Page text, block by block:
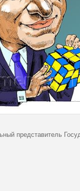
представитель